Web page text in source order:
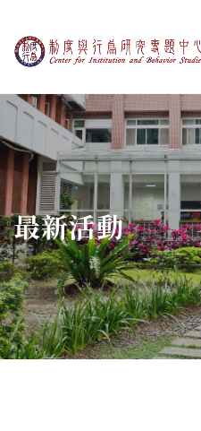
制度與行
:::
最新活動